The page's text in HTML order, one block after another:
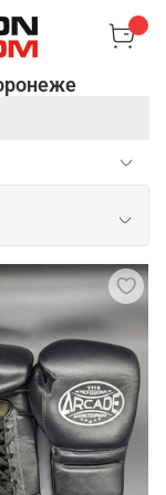
аксессуары,
силы
оболочку и
комфорт и
от